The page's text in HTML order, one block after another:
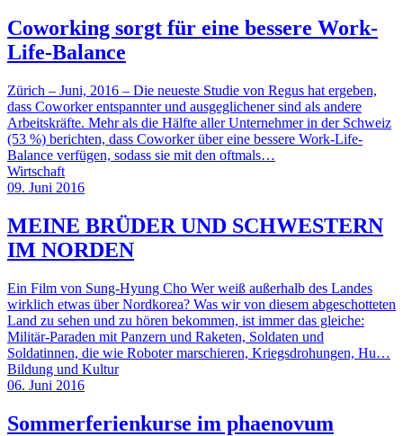
Coworking sorgt für eine bessere Work-
Life-Balance
Zürich – Juni, 2016 – Die neueste Studie von Regus hat ergeben,
dass Coworker entspannter und ausgeglichener sind als andere
Arbeitskräfte. Mehr als die Hälfte aller Unternehmer in der Schweiz
(53 %) berichten, dass Coworker über eine bessere Work-Life-
Balance verfügen, sodass sie mit den oftmals…
Wirtschaft
09. Juni 2016
MEINE BRÜDER UND SCHWESTERN
IM NORDEN
Ein Film von Sung-Hyung Cho Wer weiß außerhalb des Landes
wirklich etwas über Nordkorea? Was wir von diesem abgeschotteten
Land zu sehen und zu hören bekommen, ist immer das gleiche:
Militär-Paraden mit Panzern und Raketen, Soldaten und
Soldatinnen, die wie Roboter marschieren, Kriegsdrohungen, Hu…
Bildung und Kultur
06. Juni 2016
Sommerferienkurse im phaenovum